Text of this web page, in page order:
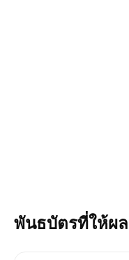
พันธบัตรที่ให้ผ